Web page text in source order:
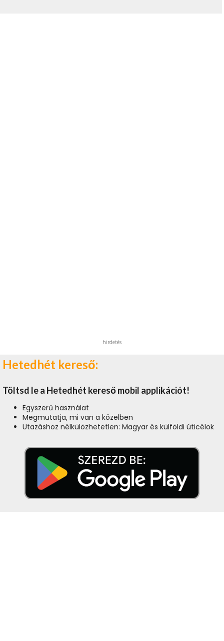
hirdetés
Hetedhét kereső:
Töltsd le a Hetedhét kereső mobil applikációt!
Egyszerű használat
Megmutatja, mi van a közelben
Utazáshoz nélkülözhetetlen: Magyar és külföldi úticélok